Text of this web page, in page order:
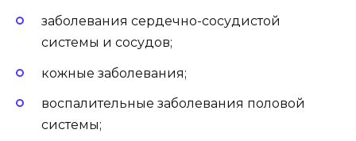
заболевания сердечно-сосудистой
системы и сосудов;
кожные заболевания;
воспалительные заболевания половой
системы;